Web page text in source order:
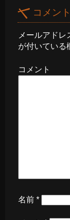
コメン
メールアドレ
が付いている
コメント
名前 *